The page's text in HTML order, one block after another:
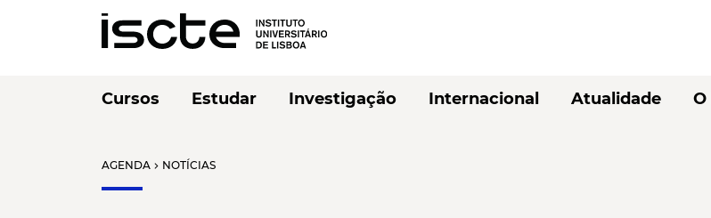
Cursos Estudar Investigação Internacional Atualidade
AGENDA chevron_right NOTÍCIAS